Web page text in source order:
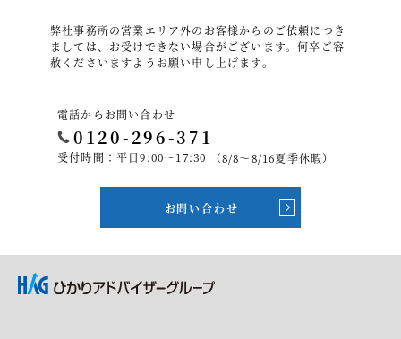
弊社事務所の営業エリア外のお客様からのご依頼につき
ましては、お受けできない場合がございます。何卒ご容
赦くださいますようお願い申し上げます。
電話からお問い合わせ
0120-296-371
受付時間：平日9:00～17:30 （8/8～8/16夏季休暇）
お問い合わせ